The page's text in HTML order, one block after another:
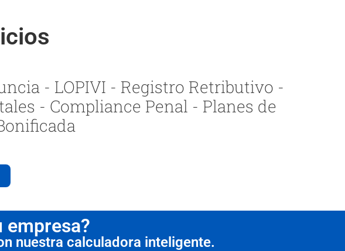
- LOPIVI - Registro Retributivo -
- Compliance Penal - Planes de
empresa?
nuestra calculadora inteligente.